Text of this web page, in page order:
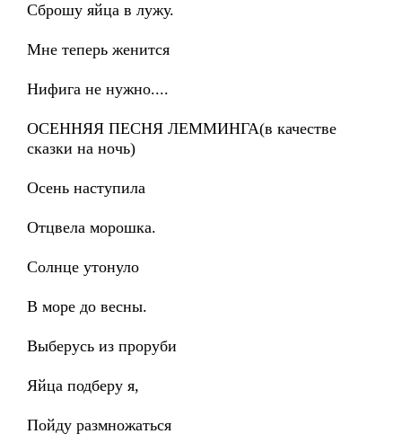
Сброшу яйца в лужу.
Мне теперь женится
Нифига не нужно....
ОСЕННЯЯ ПЕСНЯ ЛЕММИНГА(в качестве
сказки на ночь)
Осень наступила
Отцвела морошка.
Солнце утонуло
В море до весны.
Выберусь из проруби
Яйца подберу я,
Пойду размножаться